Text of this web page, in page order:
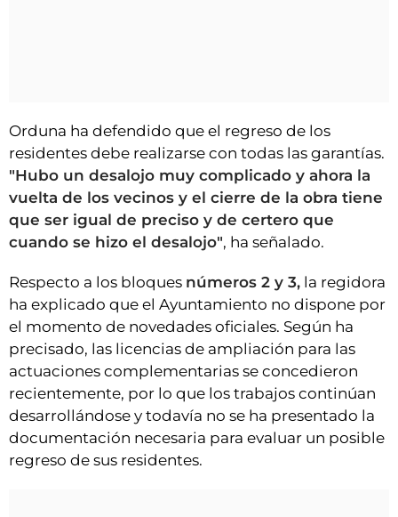
Orduna ha defendido que el regreso de los
residentes debe realizarse con todas las garantías.
"Hubo un desalojo muy complicado y ahora la
vuelta de los vecinos y el cierre de la obra tiene
que ser igual de preciso y de certero que
cuando se hizo el desalojo", ha señalado.
Respecto a los bloques números 2 y 3, la regidora
ha explicado que el Ayuntamiento no dispone por
el momento de novedades oficiales. Según ha
precisado, las licencias de ampliación para las
actuaciones complementarias se concedieron
recientemente, por lo que los trabajos continúan
desarrollándose y todavía no se ha presentado la
documentación necesaria para evaluar un posible
regreso de sus residentes.